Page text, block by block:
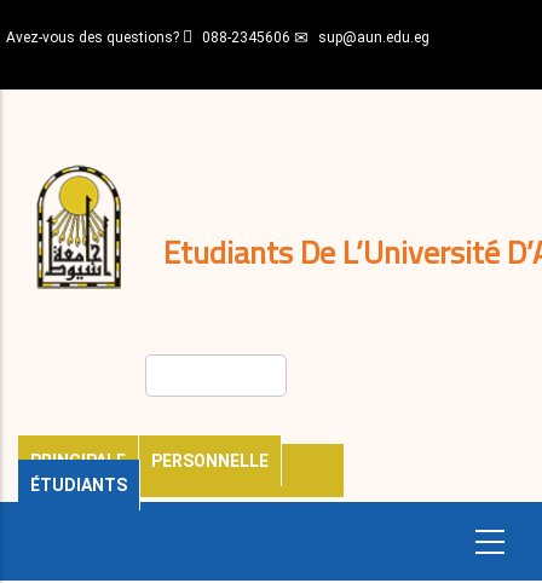
au
principal
Avez-vous des questions? 088-2345606 sup@aun.edu.eg
Etudiants De L’Université
PRINCIPALE
PERSONNELLE
ÉTUDIANTS
décisions
Expatriés
Journal